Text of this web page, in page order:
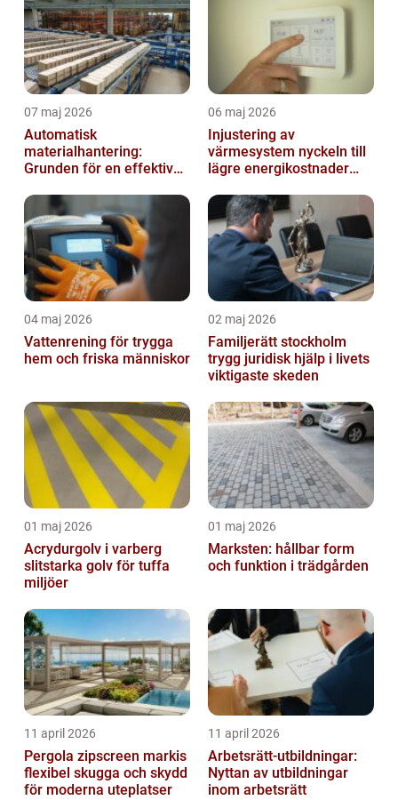
07 maj 2026
Automatisk
materialhantering:
Grunden för en effektiv
06 maj 2026
Injustering av
värmesystem nyckeln till
lägre energikostnader
inomhusklimat
04 maj 2026
Vattenrening för trygga
hem och friska människor
02 maj 2026
Familjerätt stockholm
trygg juridisk hjälp i livets
viktigaste skeden
01 maj 2026
Acrydurgolv i varberg
slitstarka golv för tuffa
miljöer
01 maj 2026
Marksten: hållbar form
och funktion i trädgården
11 april 2026
Pergola zipscreen markis
flexibel skugga och skydd
för moderna uteplatser
11 april 2026
Arbetsrätt-utbildningar:
Nyttan av utbildningar
inom arbetsrätt